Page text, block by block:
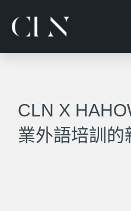
CLN X
業外語培訓的